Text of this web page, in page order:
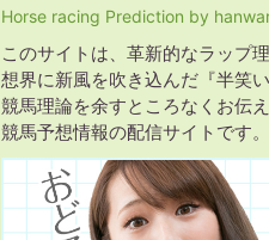
Horse racing Prediction by
このサイトは、革新的なラップ
想界に新風を吹き込んだ『半笑
競馬理論を余すところなくお伝
競馬予想情報の配信サイトです。